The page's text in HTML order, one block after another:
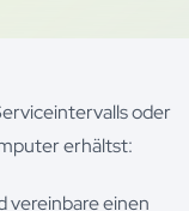
oder
erhältst:
vereinbare einen